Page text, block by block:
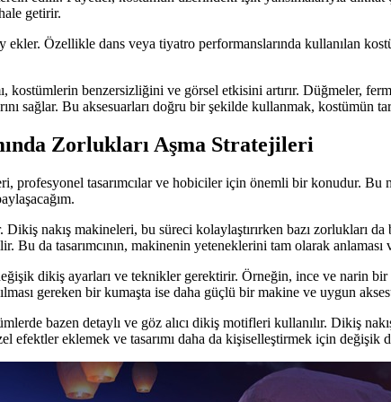
getirir.
Özellikle dans veya tiyatro performanslarında kullanılan
kostümlerin benzersizliğini ve görsel etkisini artırır. Düğmeler,
sağlar. Bu aksesuarları doğru bir şekilde kullanmak,
Zorlukları Aşma Stratejileri
profesyonel tasarımcılar ve hobiciler için önemli bir konudur. Bu
Dikiş nakış makineleri, bu süreci kolaylaştırırken bazı
da tasarımcının, makinenin yeteneklerini tam olarak
dikiş ayarları ve teknikler gerektirir. Örneğin, ince ve narin bir
gereken bir kumaşta ise daha güçlü bir makine ve uygun
bazen detaylı ve göz alıcı dikiş motifleri kullanılır. Dikiş
efektler eklemek ve tasarımı daha da kişiselleştirmek için